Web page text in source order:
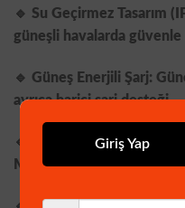
🔹 Su Geçirmez Tasarım
güneşli havalarda güvenle
🔹 Güneş Enerjili Şarj:
ayrıca harici şarj desteği.
🔹 Depolama Seçenekleri:
Micro SD kart desteği.
Giriş Yap